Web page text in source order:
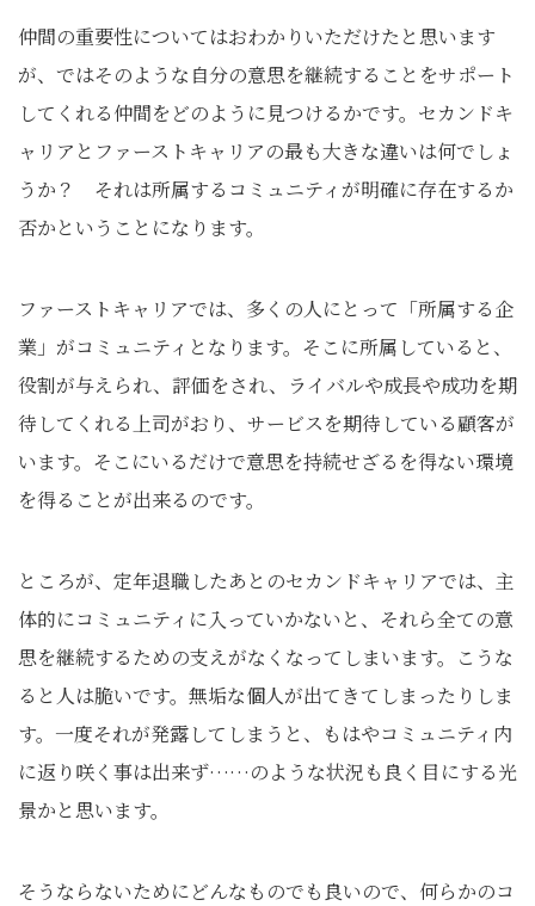
仲間の重要性についてはおわかりいただけたと思います
が、ではそのような自分の意思を継続することをサポート
してくれる仲間をどのように見つけるかです。セカンドキ
ャリアとファーストキャリアの最も大きな違いは何でしょ
うか？ それは所属するコミュニティが明確に存在するか
否かということになります。
ファーストキャリアでは、多くの人にとって「所属する企
業」がコミュニティとなります。そこに所属していると、
役割が与えられ、評価をされ、ライバルや成長や成功を期
待してくれる上司がおり、サービスを期待している顧客が
います。そこにいるだけで意思を持続せざるを得ない環境
を得ることが出来るのです。
ところが、定年退職したあとのセカンドキャリアでは、主
体的にコミュニティに入っていかないと、それら全ての意
思を継続するための支えがなくなってしまいます。こうな
ると人は脆いです。無垢な個人が出てきてしまったりしま
す。一度それが発露してしまうと、もはやコミュニティ内
に返り咲く事は出来ず……のような状況も良く目にする光
景かと思います。
そうならないためにどんなものでも良いので、何らかのコ